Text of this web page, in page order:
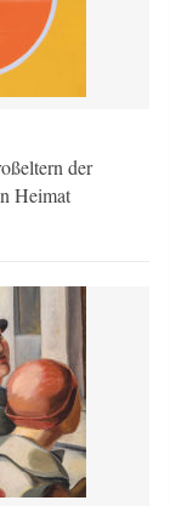
der
Heimat